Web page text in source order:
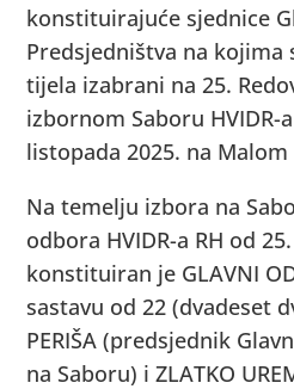
konstituirajuće sjednice
Predsjedništva na
tijela izabrani na 25.
izbornom Saboru HVIDR-
listopada 2025. na
Na temelju izbora na
odbora HVIDR-a RH od
konstituiran je GLAVNI
sastavu od 22 (dvadeset
PERIŠA (predsjednik
na Saboru) i ZLATKO